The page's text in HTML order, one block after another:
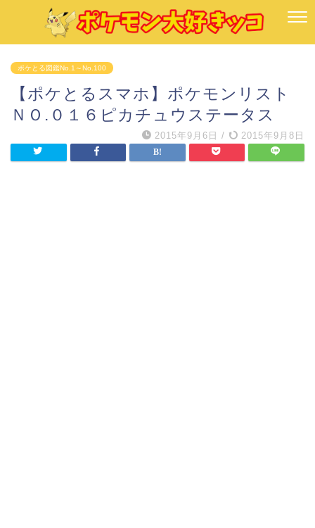
ポケとる図鑑No.1～No.100
【ポケとるスマホ】ポケモンリスト
ＮＯ.０１６ピカチュウステータス
2015年9月6日 / 2015年9月8日